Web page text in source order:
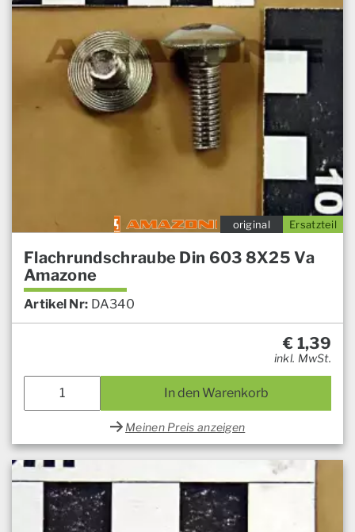
Ersatzteil
original
Flachrundschraube Din 603 8X25 Va
Amazone
Artikel Nr: DA340
€ 1,39
inkl. MwSt.
In den Warenkorb
Meinen Preis anzeigen